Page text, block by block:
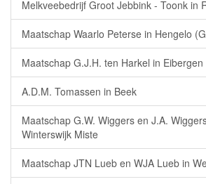
Melkveebedrijf Groot Jebbink - Toonk in
Maatschap Waarlo Peterse in Hengelo
Maatschap G.J.H. ten Harkel in Eibergen
A.D.M. Tomassen in Beek
Maatschap G.W. Wiggers en J.A.
Winterswijk Miste
Maatschap JTN Lueb en WJA Lueb in